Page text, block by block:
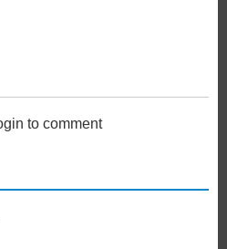
to comment